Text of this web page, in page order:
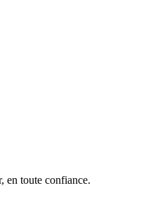
en toute confiance.